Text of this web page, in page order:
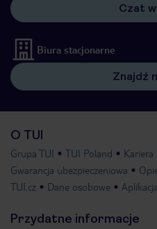
Czat
Biura stacjonarne
Znajdź
O TUI
Grupa TUI TUI Poland Kariera
Gwarancja ubezpieczeniowa
TUI.cz
Dane osobowe
Przydatne informacje